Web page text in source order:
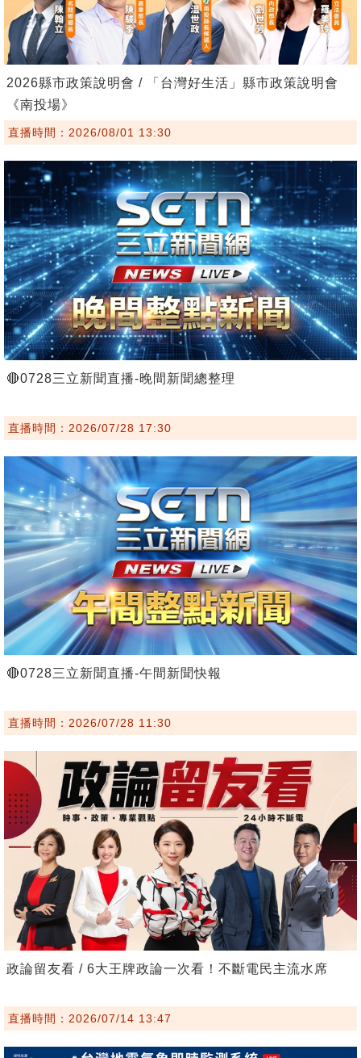
2026縣市政策說明會 / 「台灣好生活」縣市政策說明會
《南投場》
直播時間：2026/08/01 13:30
🔴0728三立新聞直播-晚間新聞總整理
直播時間：2026/07/28 17:30
🔴0728三立新聞直播-午間新聞快報
直播時間：2026/07/28 11:30
政論留友看 / 6大王牌政論一次看！不斷電民主流水席
直播時間：2026/07/14 13:47